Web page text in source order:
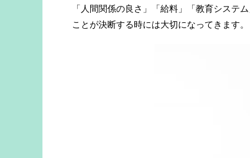
「人間関係の良さ」「給料」「教育シス
ことが決断する時には大切になってきます。